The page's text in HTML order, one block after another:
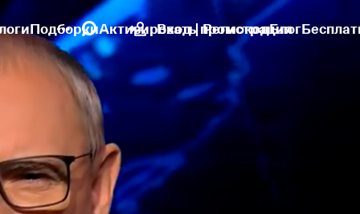
ПодборкиАктивировать промокодБлог
Вход | Регистрация